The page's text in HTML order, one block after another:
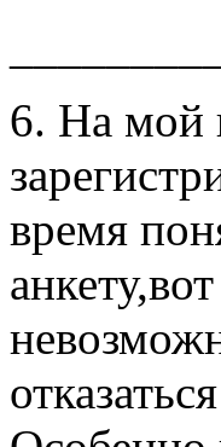
6. На мой
время